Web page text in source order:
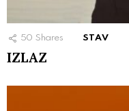
50 Shares STAV
IZLAZ